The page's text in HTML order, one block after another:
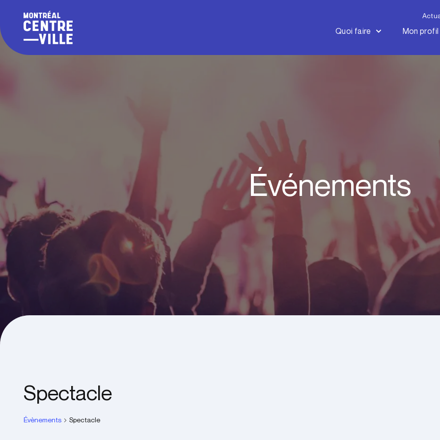
Quoi faire Mon profil
Événements
Spectacle
Évènements Spectacle